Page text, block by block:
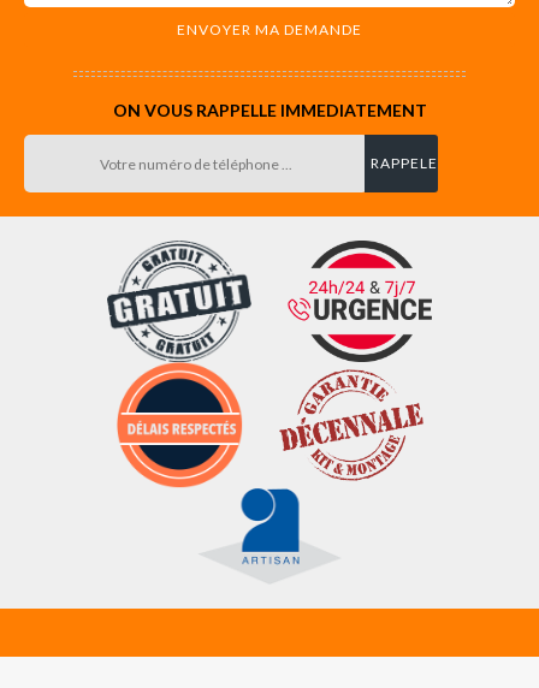
ON VOUS RAPPELLE IMMEDIATEMENT